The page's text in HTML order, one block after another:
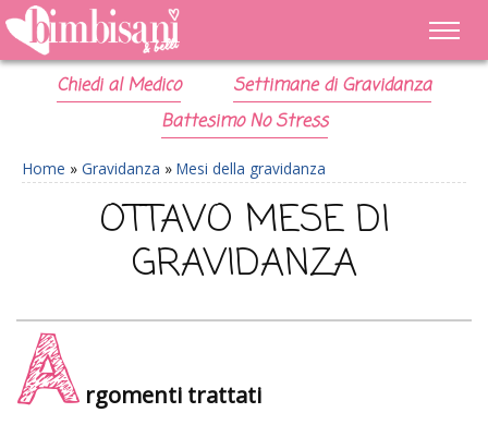
Chiedi al Medico
Settimane di Gravidanza
Battesimo No Stress
Home » Gravidanza » Mesi della gravidanza
OTTAVO MESE DI
GRAVIDANZA
A rgomenti trattati